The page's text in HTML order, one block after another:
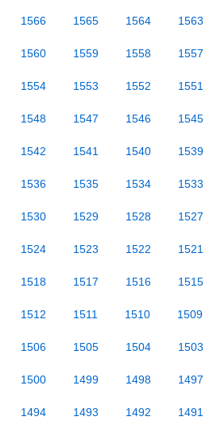
1566 1565 1564 1563
1560 1559 1558 1557
1554 1553 1552 1551
1548 1547 1546 1545
1542 1541 1540 1539
1536 1535 1534 1533
1530 1529 1528 1527
1524 1523 1522 1521
1518 1517 1516 1515
1512 1511 1510 1509
1506 1505 1504 1503
1500 1499 1498 1497
1494 1493 1492 1491